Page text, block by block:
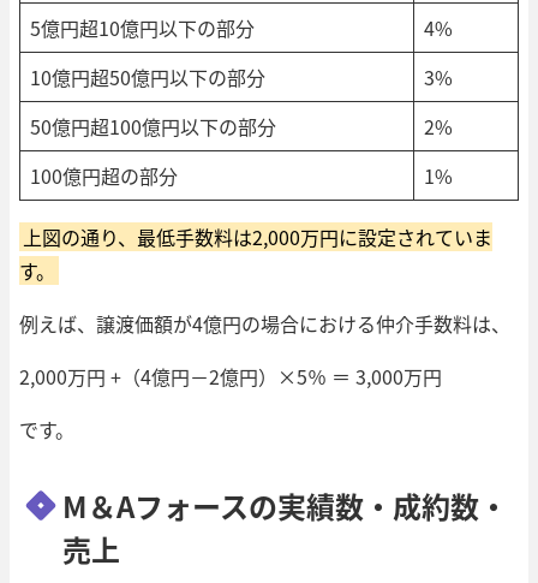
5億円超10億円以下の部分
4%
10億円超50億円以下の部分
3%
50億円超100億円以下の部分
2%
100億円超の部分
1%
上図の通り、最低手数料は2,000万円に設定されていま
す。
例えば、譲渡価額が4億円の場合における仲介手数料は、
2,000万円 +（4億円－2億円）×5％ ＝ 3,000万円
です。
M＆Aフォースの実績数・成約数・
売上